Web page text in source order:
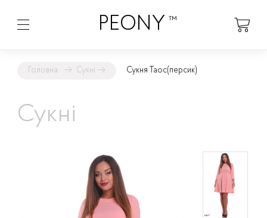
PEONY ™
Головна → Сукні → Сукня Таос(персик)
Сукні